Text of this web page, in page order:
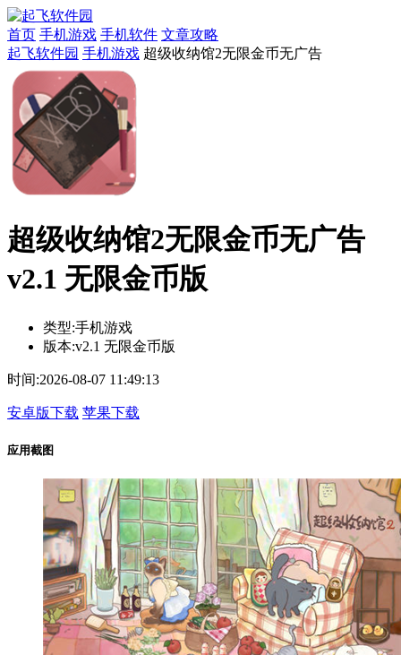
首页 手机游戏 手机软件 文章攻略
起飞软件园 手机游戏 超级收纳馆2无限金币无广告
超级收纳馆2无限金币无广告
v2.1 无限金币版
类型:手机游戏
版本:v2.1 无限金币版
时间:2026-08-07 11:49:13
安卓版下载 苹果下载
应用截图